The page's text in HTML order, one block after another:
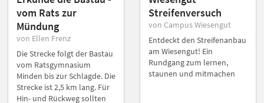
vom Rats zur
Mündung
von Ellen Frenz
Die Strecke folgt der Bastau
vom Ratsgymnasium
Minden bis zur Schlagde. Die
Strecke ist 2,5 km lang. Für
Hin- und Rückweg sollten
Streifenversuch
von Campus Wiesengut
Entdeckt den Streifenanbau
am Wiesengut! Ein
Rundgang zum lernen,
staunen und mitmachen